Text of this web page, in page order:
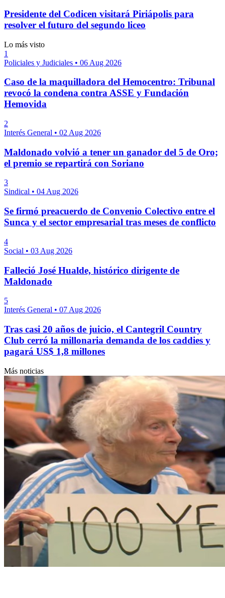
Presidente del Codicen visitará Piriápolis para
resolver el futuro del segundo liceo
Lo más visto
1
Policiales y Judiciales • 06 Aug 2026
Caso de la maquilladora del Hemocentro: Tribunal
revocó la condena contra ASSE y Fundación
Hemovida
2
Interés General • 02 Aug 2026
Maldonado volvió a tener un ganador del 5 de Oro;
el premio se repartirá con Soriano
3
Sindical • 04 Aug 2026
Se firmó preacuerdo de Convenio Colectivo entre el
Sunca y el sector empresarial tras meses de conflicto
4
Social • 03 Aug 2026
Falleció José Hualde, histórico dirigente de
Maldonado
5
Interés General • 07 Aug 2026
Tras casi 20 años de juicio, el Cantegril Country
Club cerró la millonaria demanda de los caddies y
pagará US$ 1,8 millones
Más noticias